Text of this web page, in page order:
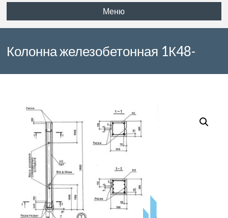
Меню
Колонна железобетонная 1К48-